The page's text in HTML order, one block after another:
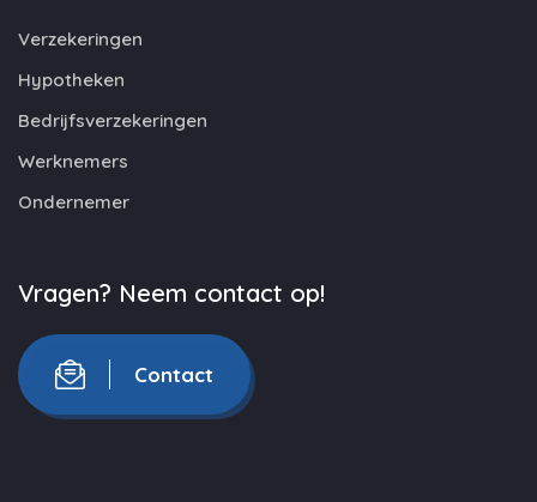
Verzekeringen
Hypotheken
Bedrijfsverzekeringen
Werknemers
Ondernemer
Vragen? Neem contact op!
Contact